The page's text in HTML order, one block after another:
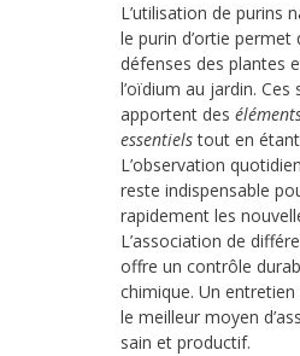
L’utilisation de purins
le purin d’ortie permet
défenses des plantes
l’oïdium au jardin. Ces
apportent des
essentielstout en
L’observation
reste indispensable
rapidement les
L’association de
offre un contrôle
chimique. Un
le meilleur moyen
sain et productif.